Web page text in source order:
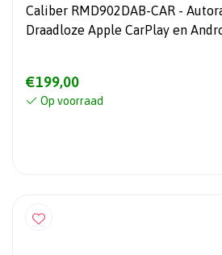
Caliber RMD902DAB-CAR -
Draadloze Apple CarPlay en
€199,00
Op voorraad